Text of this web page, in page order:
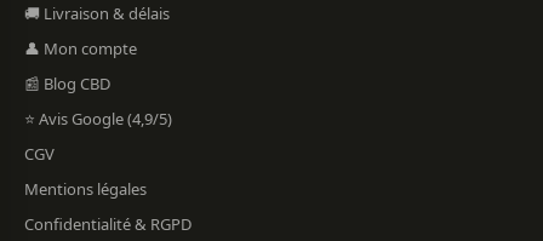
🚚 Livraison & délais
👤 Mon compte
📰 Blog CBD
⭐ Avis Google (4,9/5)
CGV
Mentions légales
Confidentialité & RGPD